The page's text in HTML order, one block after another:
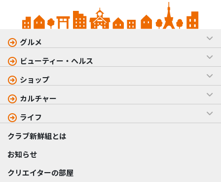
グルメ
ビューティー・ヘルス
ショップ
カルチャー
ライフ
クラブ新鮮組とは
お知らせ
クリエイターの部屋